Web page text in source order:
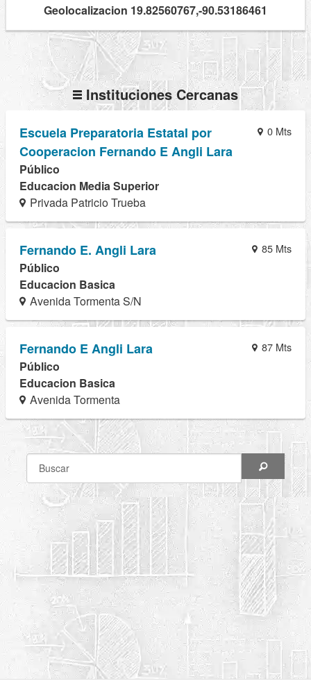
Geolocalizacion 19.82560767,-90.53186461
Instituciones Cercanas
0 Mts
Escuela Preparatoria Estatal por
Cooperacion Fernando E Angli Lara
Público
Educacion Media Superior
Privada Patricio Trueba
85 Mts
Fernando E. Angli Lara
Público
Educacion Basica
Avenida Tormenta S/N
87 Mts
Fernando E Angli Lara
Público
Educacion Basica
Avenida Tormenta